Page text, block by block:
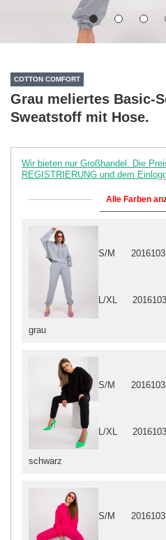
COTTON COMFORT
Grau meliertes Basic-
Sweatstoff mit Hose.
Wir bieten nur Großhandel. Die
REGISTRIERUNG und dem
Alle Farben
schwarz
S/M
L/XL
grau
S/M
L/XL
S/M